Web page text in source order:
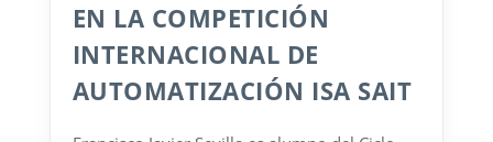
EN LA COMPETICIÓN
INTERNACIONAL DE
AUTOMATIZACIÓN ISA SAIT